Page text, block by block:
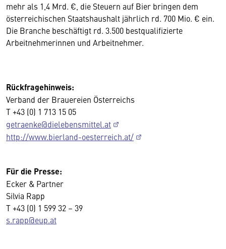
mehr als 1,4 Mrd. €, die Steuern auf Bier bringen dem
österreichischen Staatshaushalt jährlich rd. 700 Mio. € ein.
Die Branche beschäftigt rd. 3.500 bestqualifizierte
Arbeitnehmerinnen und Arbeitnehmer.
Rückfragehinweis:
Verband der Brauereien Österreichs
T +43 (0) 1 713 15 05
getraenke@dielebensmittel.at
http://www.bierland-oesterreich.at/
Für die Presse:
Ecker & Partner
Silvia Rapp
T +43 (0) 1 599 32 – 39
s.rapp@eup.at